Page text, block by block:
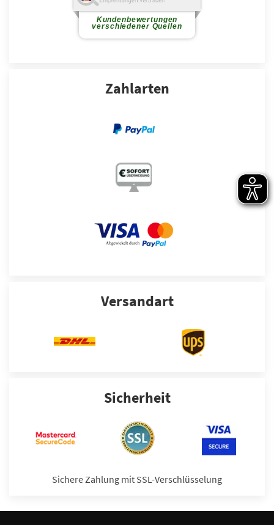
Zahlarten
Versandart
Sicherheit
Sichere Zahlung mit SSL-Verschlüsselung